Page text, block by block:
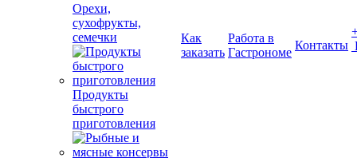
Орехи,
сухофрукты,
семечки
Продукты
быстрого
приготовления
Как
заказать
Работа в
Гастрономе
Контакты